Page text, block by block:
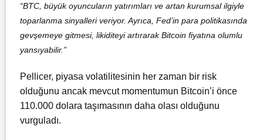
“BTC, büyük oyuncuların yatırımları ve artan kurumsal ilgiyle
toparlanma sinyalleri veriyor. Ayrıca, Fed’in para politikasında
gevşemeye gitmesi, likiditeyi artırarak Bitcoin fiyatına olumlu
yansıyabilir.”
Pellicer, piyasa volatilitesinin her zaman bir risk
olduğunu ancak mevcut momentumun Bitcoin’i önce
110.000 dolara taşımasının daha olası olduğunu
vurguladı.